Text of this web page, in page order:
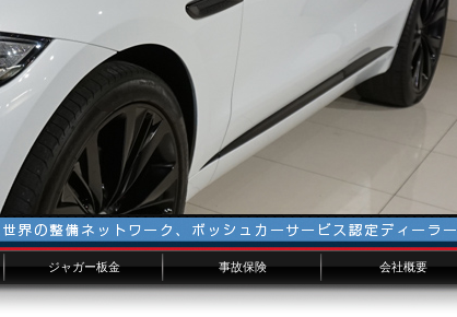
ジャガー板金
板金画像添付フォーム
事故保険 会社概要
千葉からのお客様へ
横浜からのお客様へ
埼玉からのお客様へ